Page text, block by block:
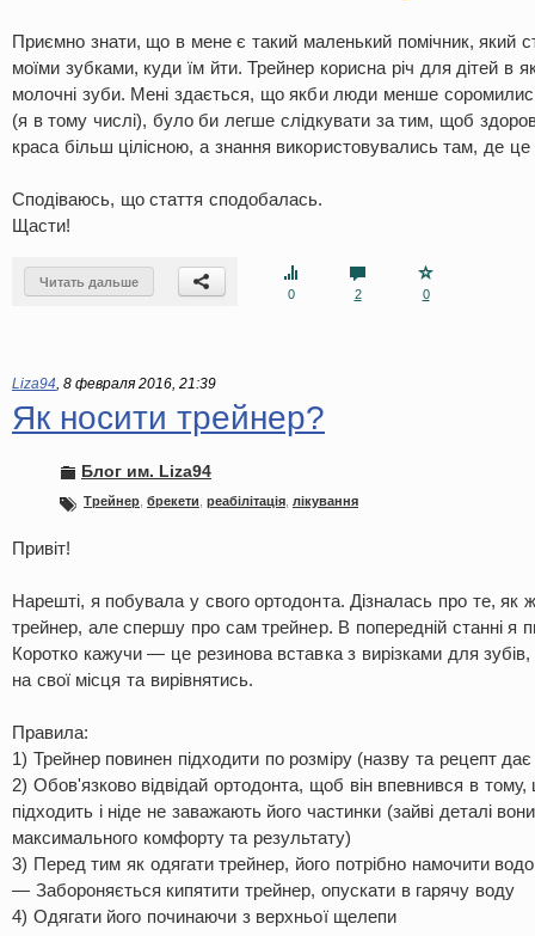
Приємно знати, що в мене є такий маленький помічник, який
моїми зубками, куди їм йти. Трейнер корисна річ для дітей в
молочні зуби. Мені здається, що якби люди менше
(я в тому числі), було би легше слідкувати за тим, щоб
краса більш цілісною, а знання використовувались там, де це
Сподіваюсь, що стаття сподобалась.
Щасти!
Читать дальше
0
2 0
Liza94, 8 февраля 2016, 21:39
Як носити трейнер?
Блог им. Liza94
Трейнер брекети реабілітація лікування
Привіт!
Нарешті, я побувала у свого ортодонта. Дізналась про те, як
трейнер, але спершу про сам трейнер. В попередній станні я
Коротко кажучи — це резинова вставка з вирізками для
на свої місця та вирівнятись.
Правила:
1) Трейнер повинен підходити по розміру (назву та рецепт
2) Обов'язково відвідай ортодонта, щоб він впевнився в тому,
підходить і ніде не заважають його частинки (зайві деталі
максимального комфорту та результату)
3) Перед тим як одягати трейнер, його потрібно намочити
— Забороняється кипятити трейнер, опускати в гарячу воду
4) Одягати його починаючи з верхньої щелепи